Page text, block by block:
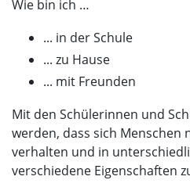
Wie bin ich …
... in der Schule
... zu Hause
... mit Freunden
Mit den Schülerinnen und
werden, dass sich Menschen
verhalten und in
verschiedene Eigenschaften